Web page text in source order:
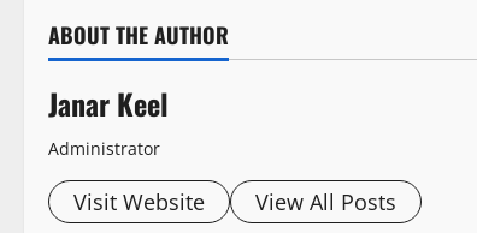
ABOUT THE AUTHOR
Janar Keel
Administrator
Visit Website View All Posts